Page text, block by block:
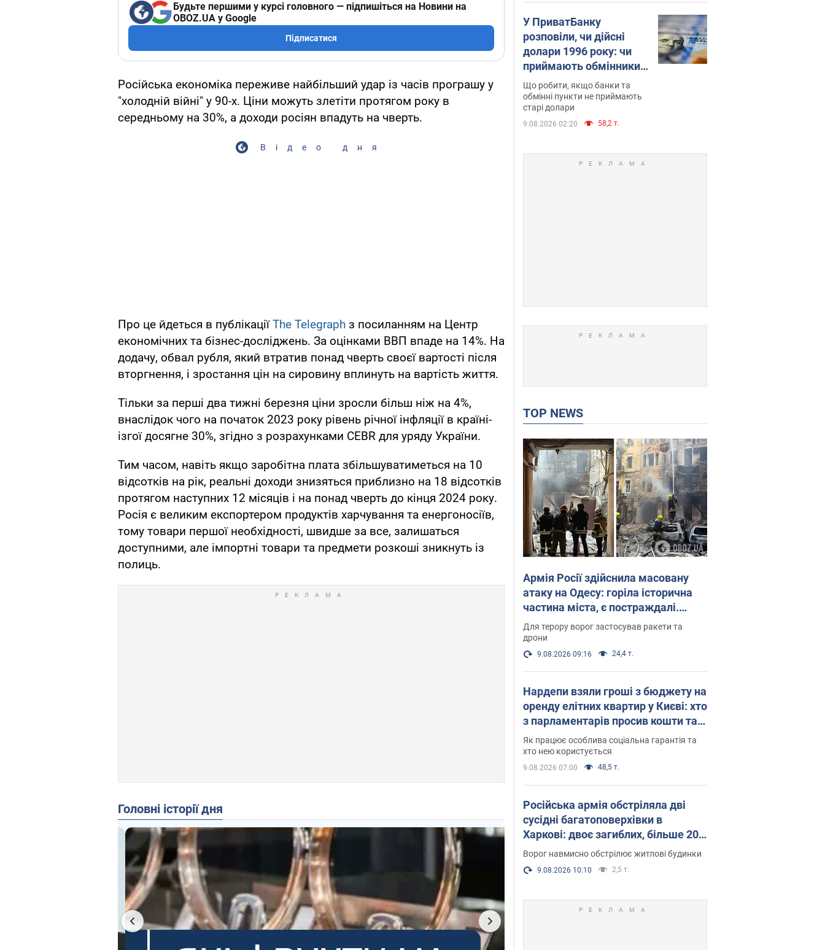
Будьте першими у курсі головного — підпишіться на Новини на
OBOZ.UA у Google
Підписатися
Російська економіка переживе найбільший удар із часів програшу у
"холодній війні" у 90-х. Ціни можуть злетіти протягом року в
середньому на 30%, а доходи росіян впадуть на чверть.
Відео дня
Про це йдеться в публікаціїThe Telegraph з посиланням на Центр
економічних та бізнес-досліджень. За оцінками ВВП впаде на 14%. На
додачу, обвал рубля, який втратив понад чверть своєї вартості після
вторгнення, і зростання цін на сировину вплинуть на вартість життя.
Тільки за перші два тижні березня ціни зросли більш ніж на 4%,
внаслідок чого на початок 2023 року рівень річної інфляції в країні-
ізгої досягне 30%, згідно з розрахунками CEBR для уряду України.
Тим часом, навіть якщо заробітна плата збільшуватиметься на 10
відсотків на рік, реальні доходи знизяться приблизно на 18 відсотків
протягом наступних 12 місяців і на понад чверть до кінця 2024 року.
Росія є великим експортером продуктів харчування та енергоносіїв,
тому товари першої необхідності, швидше за все, залишаться
доступними, але імпортні товари та предмети розкоші зникнуть із
полиць.
Головні історії дня
У ПриватБанку
розповіли, чи дійсні
долари 1996 року: чи
приймають обмінники
та банки такі купюри
Що робити, якщо банки та
обмінні пункти не приймають
старі долари
9.08.2026 02:20 58,2 т.
TOP NEWS
Армія Росії здійснила масовану
атаку на Одесу: горіла історична
частина міста, є постраждалі.
Фото та відео
Для терору ворог застосував ракети та
дрони
9.08.2026 09:16 24,4 т.
Нардепи взяли гроші з бюджету на
оренду елітних квартир у Києві: хто
з парламентарів просив кошти та
де поселився
Як працює особлива соціальна гарантія та
хто нею користується
9.08.2026 07:00 48,5 т.
Російська армія обстріляла дві
сусідні багатоповерхівки в
Харкові: двоє загиблих, більше 20
постраждалих
Ворог навмисно обстрілює житлові будинки
9.08.2026 10:10 2,5 т.